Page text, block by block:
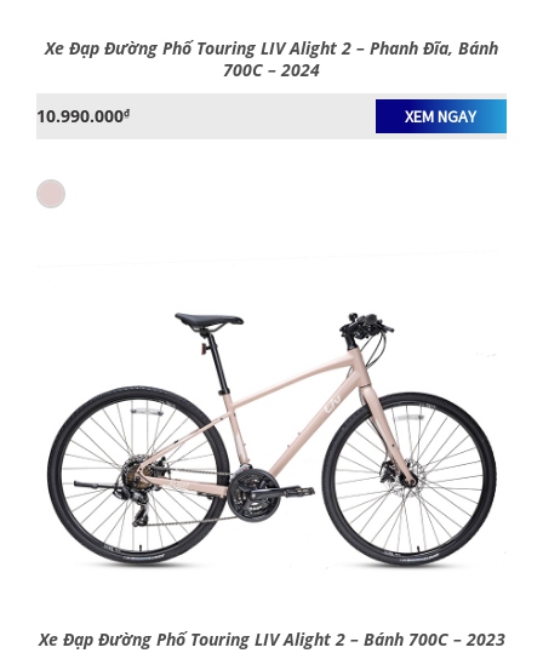
Xe Đạp Đường Phố Touring LIV Alight 2 – Phanh Đĩa, Bánh
700C – 2024
10.990.000₫ XEM NGAY
Xe Đạp Đường Phố Touring LIV Alight 2 – Bánh 700C – 2023